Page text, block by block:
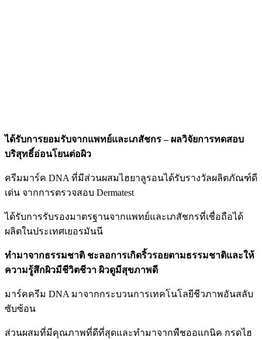
ได้รับการยอมรับจากแพทย์และเภสัชกร – ผลวิจัยการทดสอบ
บริสุทธิ์อ่อนโยนต่อผิว
ครีมมาร์ค DNA ที่มีส่วนผสมไฮยาลูรอนได้รับรางวัลผลิตภัณฑ์ดี
เด่น จากการตรวจสอบ Dermatest
ได้รับการรับรองมาตรฐานจากแพทย์และเภสัชกรที่เชื่อถือได้
ผลิตในประเทศเยอรมันนี
ทำมาจากธรรมชาติ ชะลอการเกิดริ้วรอยตามธรรมชาติและให้
ความรู้สึกผิวมีชีวิตชีวา ผิวดูมีสุขภาพดี
มาร์คครีม DNA มาจากกระบวนการเทคโนโลยีชีวภาพอันสลับ
ซับซ้อน
ส่วนผสมที่มีคุณภาพที่ดีที่สุดและทำมาจากพืชออแกนิค กรดไฮ